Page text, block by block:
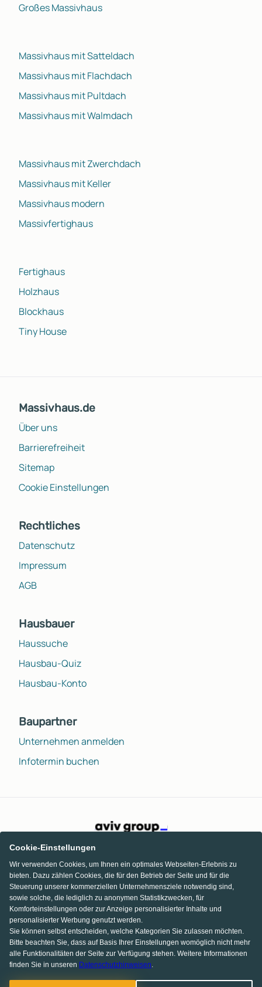
Großes Massivhaus
Massivhaus mit Satteldach
Massivhaus mit Flachdach
Massivhaus mit Pultdach
Massivhaus mit Walmdach
Massivhaus mit Zwerchdach
Massivhaus mit Keller
Massivhaus modern
Massivfertighaus
Fertighaus
Holzhaus
Blockhaus
Tiny House
Massivhaus.de
Über uns
Barrierefreiheit
Sitemap
Cookie Einstellungen
Rechtliches
Datenschutz
Impressum
AGB
Hausbauer
Haussuche
Hausbau-Quiz
Hausbau-Konto
Baupartner
Unternehmen anmelden
Infotermin buchen
Cookie-Einstellungen
Wir verwenden Cookies, um Ihnen ein optimales Webseiten-Erlebnis zu
bieten. Dazu zählen Cookies, die für den Betrieb der Seite und für die
Steuerung unserer kommerziellen Unternehmensziele notwendig sind,
sowie solche, die lediglich zu anonymen Statistikzwecken, für
Komforteinstellungen oder zur Anzeige personalisierter Inhalte und
personalisierter Werbung genutzt werden.
Sie können selbst entscheiden, welche Kategorien Sie zulassen möchten.
Bitte beachten Sie, dass auf Basis Ihrer Einstellungen womöglich nicht mehr
alle Funktionalitäten der Seite zur Verfügung stehen. Weitere Informationen
finden Sie in unseren Datenschutzhinweisen.